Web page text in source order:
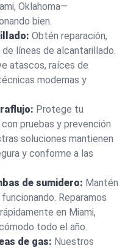
Oklahoma—
bien.
Obtén reparación,
líneas de alcantarillado.
atascos, raíces de
modernas y
Protege tu
pruebas y prevención
soluciones mantienen
y conforme a las
de sumidero: Mantén
Reparamos
en Miami,
todo el año.
de gas: Nuestros